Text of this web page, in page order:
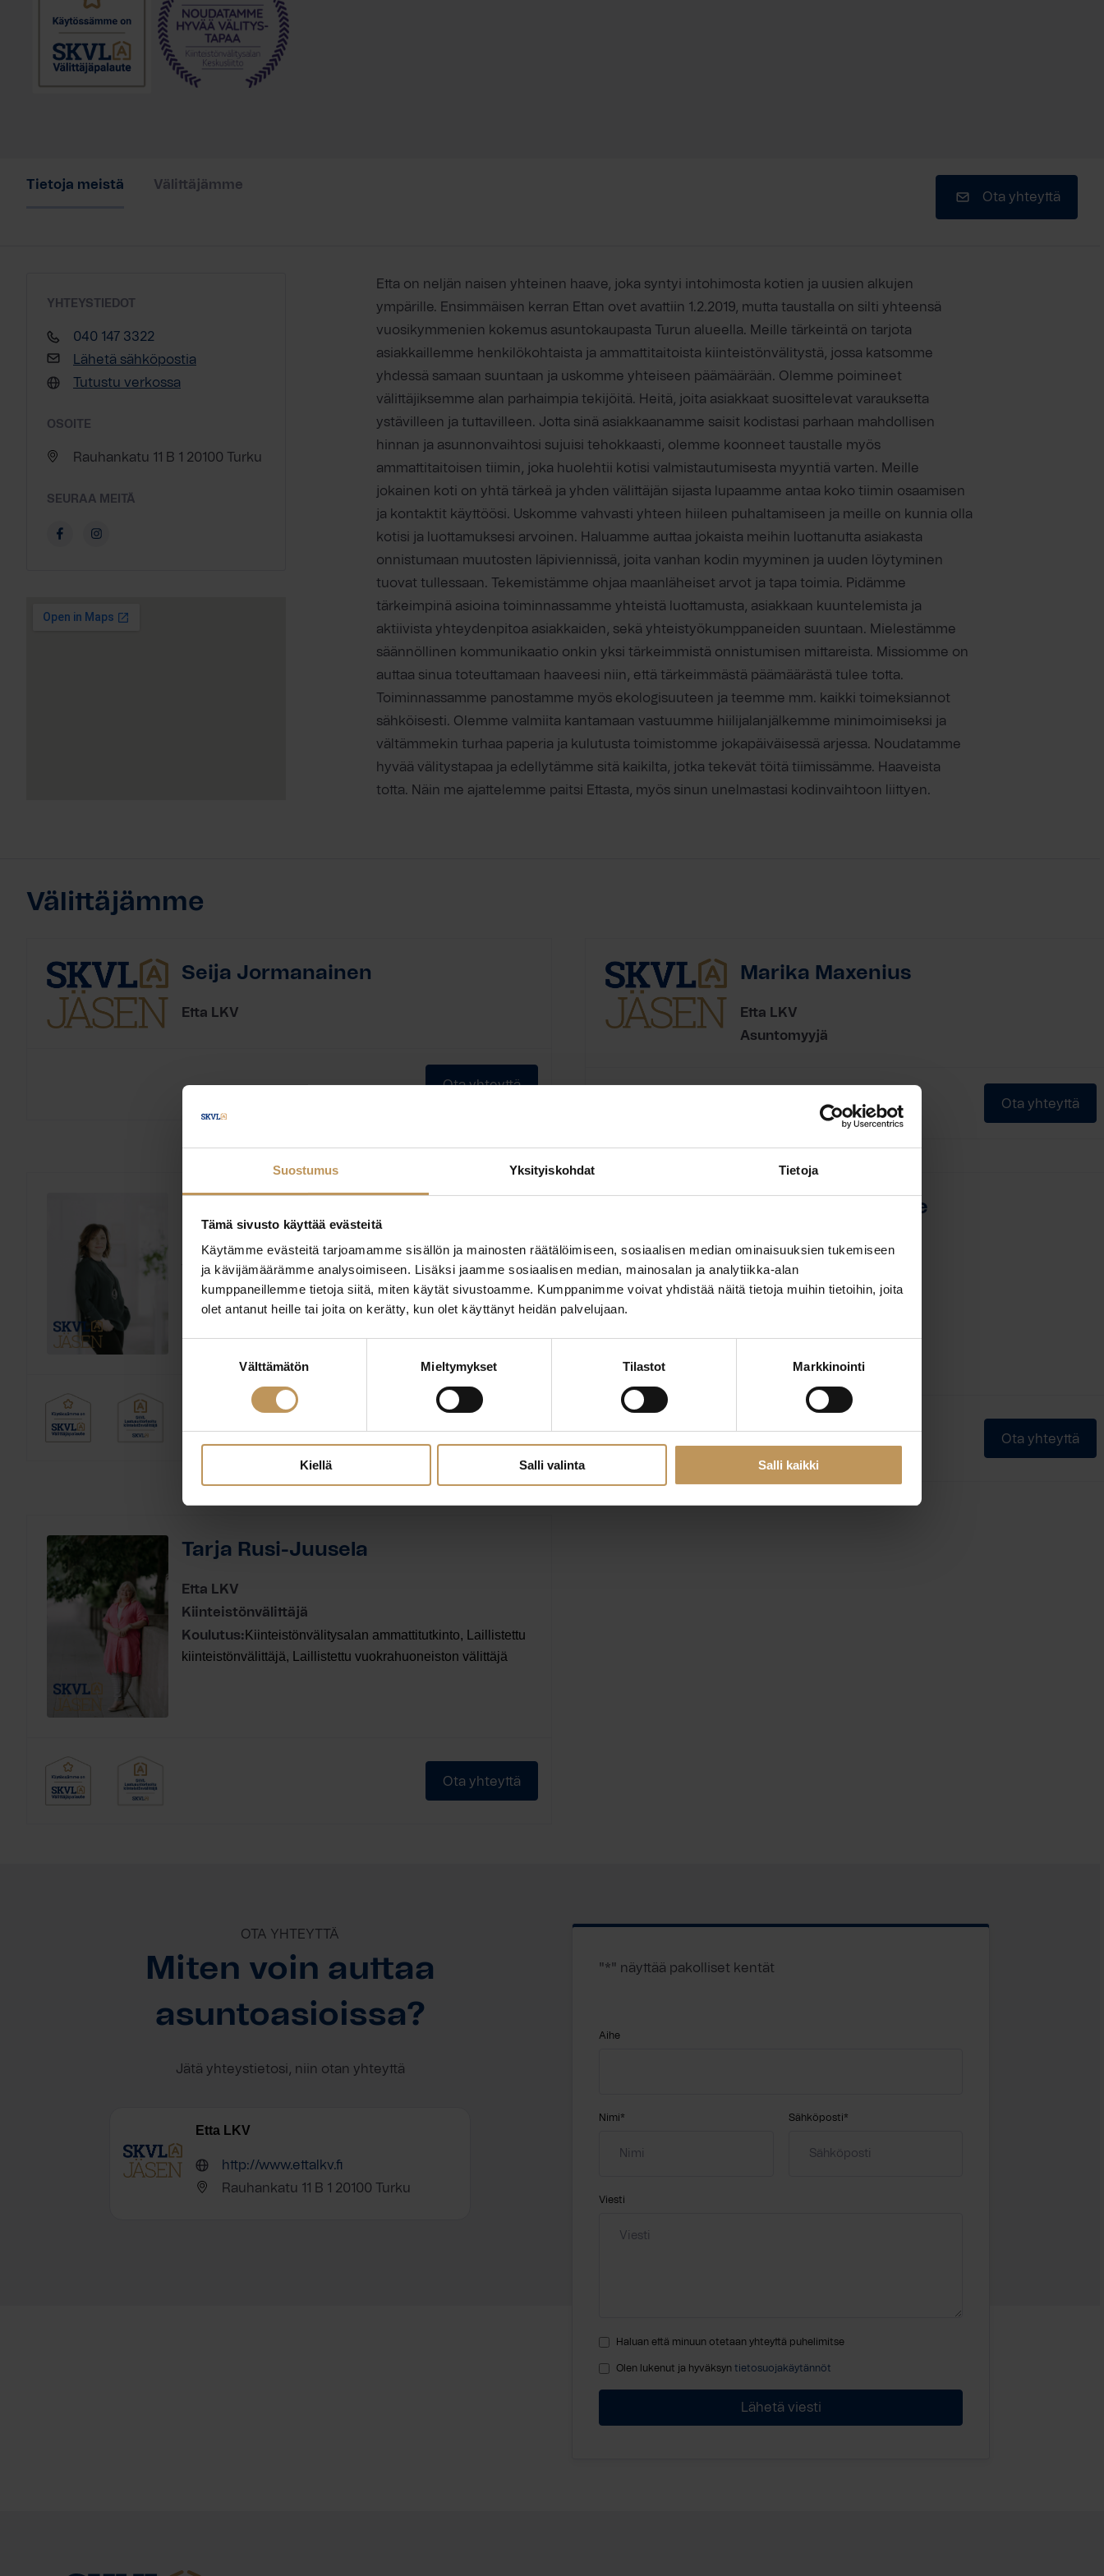
Suostumus Yksityiskohdat Tietoja
Tämä sivusto käyttää evästeitä
Käytämme evästeitä tarjoamamme sisällön ja mainosten räätälöimiseen, sosiaalisen median ominaisuuksien tukemiseen
ja kävijämäärämme analysoimiseen. Lisäksi jaamme sosiaalisen median, mainosalan ja analytiikka-alan
kumppaneillemme tietoja siitä, miten käytät sivustoamme. Kumppanimme voivat yhdistää näitä tietoja muihin tietoihin, joita
olet antanut heille tai joita on kerätty, kun olet käyttänyt heidän palvelujaan.
Välttämätön Mieltymykset Tilastot Markkinointi
Kiellä Salli valinta Salli kaikki
Tietoja meistä
Välittäjämme
Ota yhteyttä
YHTEYSTIEDOT
040 147 3322
Lähetä sähköpostia
Tutustu verkossa
OSOITE
Rauhankatu 11 B 1 20100 Turku
SEURAA MEITÄ
Etta on neljän naisen yhteinen haave, joka syntyi intohimosta kotien ja uusien alkujen
ympärille. Ensimmäisen kerran Ettan ovet avattiin 1.2.2019, mutta taustalla on silti yhteensä
vuosikymmenien kokemus asuntokaupasta Turun alueella. Meille tärkeintä on tarjota
asiakkaillemme henkilökohtaista ja ammattitaitoista kiinteistönvälitystä, jossa katsomme
yhdessä samaan suuntaan ja uskomme yhteiseen päämäärään. Olemme poimineet
välittäjiksemme alan parhaimpia tekijöitä. Heitä, joita asiakkaat suosittelevat varauksetta
ystävilleen ja tuttavilleen. Jotta sinä asiakkaanamme saisit kodistasi parhaan mahdollisen
hinnan ja asunnonvaihtosi sujuisi tehokkaasti, olemme koonneet taustalle myös
ammattitaitoisen tiimin, joka huolehtii kotisi valmistautumisesta myyntiä varten. Meille
jokainen koti on yhtä tärkeä ja yhden välittäjän sijasta lupaamme antaa koko tiimin osaamisen
ja kontaktit käyttöösi. Uskomme vahvasti yhteen hiileen puhaltamiseen ja meille on kunnia olla
kotisi ja luottamuksesi arvoinen. Haluamme auttaa jokaista meihin luottanutta asiakasta
onnistumaan muutosten läpiviennissä, joita vanhan kodin myyminen ja uuden löytyminen
tuovat tullessaan. Tekemistämme ohjaa maanläheiset arvot ja tapa toimia. Pidämme
tärkeimpinä asioina toiminnassamme yhteistä luottamusta, asiakkaan kuuntelemista ja
aktiivista yhteydenpitoa asiakkaiden, sekä yhteistyökumppaneiden suuntaan. Mielestämme
säännöllinen kommunikaatio onkin yksi tärkeimmistä onnistumisen mittareista. Missiomme on
auttaa sinua toteuttamaan haaveesi niin, että tärkeimmästä päämäärästä tulee totta.
Toiminnassamme panostamme myös ekologisuuteen ja teemme mm. kaikki toimeksiannot
sähköisesti. Olemme valmiita kantamaan vastuumme hiilijalanjälkemme minimoimiseksi ja
vältämmekin turhaa paperia ja kulutusta toimistomme jokapäiväisessä arjessa. Noudatamme
hyvää välitystapaa ja edellytämme sitä kaikilta, jotka tekevät töitä tiimissämme. Haaveista
totta. Näin me ajattelemme paitsi Ettasta, myös sinun unelmastasi kodinvaihtoon liittyen.
Välittäjämme
Seija Jormanainen
Etta LKV
Ota yhteyttä
Marika Maxenius
Etta LKV
Asuntomyyjä
Ota yhteyttä
Etta LKV
Ylempi kiinteistönvälittäjä, YKV, LKV, Yrittäjä,
kaupanvahvistaja
Koulutus:Laillistettu kiinteistönvälittäjä, Ylempi
kiinteistönvälittäjän tutkinto
Tanja Lautkankare
Etta LKV
Asuntomyyjä, KiLAT
Ota yhteyttä
Tarja Rusi-Juusela
Etta LKV
Kiinteistönvälittäjä
Koulutus: Kiinteistönvälitysalan ammattitutkinto, Laillistettu
kiinteistönvälittäjä, Laillistettu vuokrahuoneiston välittäjä
Ota yhteyttä
OTA YHTEYTTÄ
Miten voin auttaa
asuntoasioissa?
Jätä yhteystietosi, niin otan yhteyttä
Etta LKV
http://www.ettalkv.fi
Rauhankatu 11 B 1 20100 Turku
"*" näyttää pakolliset kentät
Aihe
Nimi* Sähköposti*
Viesti
Haluan että minuun otetaan yhteyttä puhelimitse
Olen lukenut ja hyväksyntietosuojakäytännöt